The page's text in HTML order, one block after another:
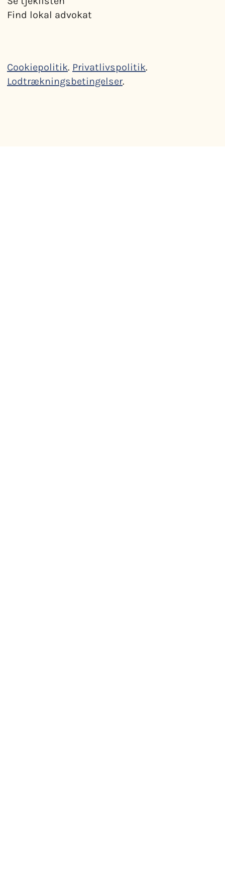
Find lokal advokat
Cookiepolitik. Privatlivspolitik.
Lodtrækningsbetingelser.